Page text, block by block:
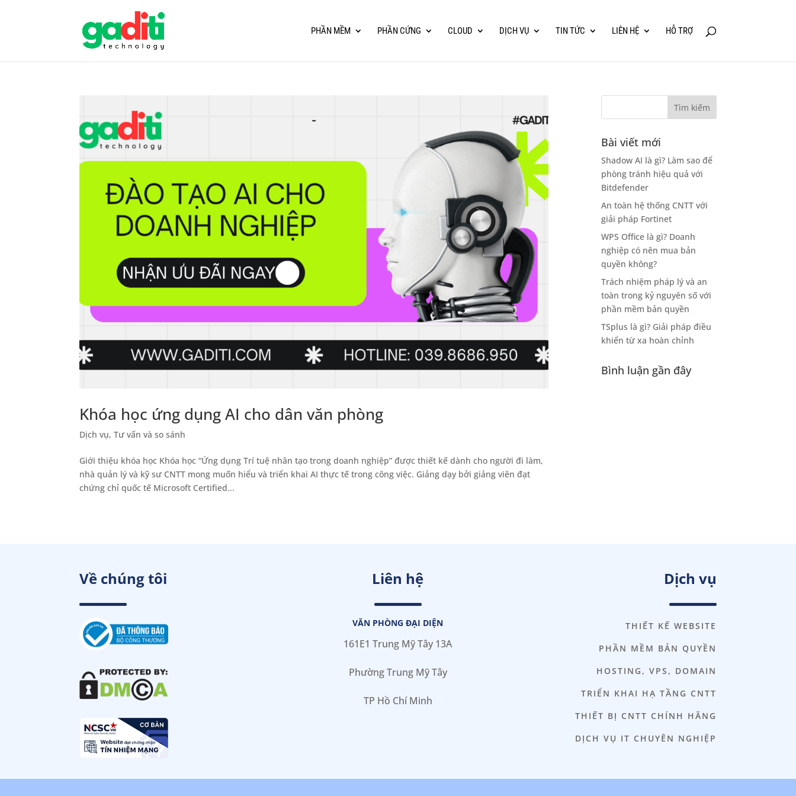
PHẦN MỀM PHẦN CỨNG CLOUD DỊCH VỤ TIN TỨC LIÊN HỆ HỖ TRỢ
Khóa học ứng dụng AI cho dân văn phòng
Dịch vụ,Tư vấn và so sánh
Giới thiệu khóa học Khóa học “Ứng dụng Trí tuệ nhân tạo trong doanh nghiệp” được thiết kế dành cho người đi làm,
nhà quản lý và kỹ sư CNTT mong muốn hiểu và triển khai AI thực tế trong công việc. Giảng dạy bởi giảng viên đạt
chứng chỉ quốc tế Microsoft Certified...
Bài viết mới
Shadow AI là gì? Làm sao để
phòng tránh hiệu quả với
Bitdefender
An toàn hệ thống CNTT với
giải pháp Fortinet
WPS Office là gì? Doanh
nghiệp có nên mua bản
quyền không?
Trách nhiệm pháp lý và an
toàn trong kỷ nguyên số với
phần mềm bản quyền
TSplus là gì? Giải pháp điều
khiển từ xa hoàn chỉnh
Bình luận gần đây
Về chúng tôi Liên hệ
VĂN PHÒNG ĐẠI DIỆN
161E1 Trung Mỹ Tây 13A
Phường Trung Mỹ Tây
TP Hồ Chí Minh
Dịch vụ
THIẾT KẾ WEBSITE
PHẦN MỀM BẢN QUYỀN
HOSTING, VPS, DOMAIN
TRIỂN KHAI HẠ TẦNG CNTT
THIẾT BỊ CNTT CHÍNH HÃNG
DỊCH VỤ IT CHUYÊN NGHIỆP